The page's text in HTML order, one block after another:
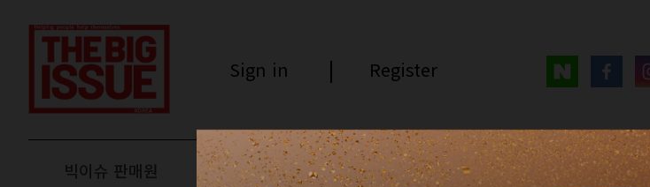
Sign in Register
빅이슈 판매원 후원하기 매거진 광고 · 제휴